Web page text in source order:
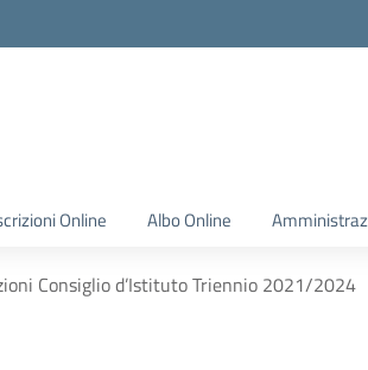
Online Albo Online
Consiglio d’Istituto Triennio 2021/2024